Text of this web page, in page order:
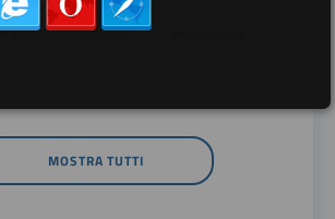
##FGU ##Gilda
MOSTRA TUTTI